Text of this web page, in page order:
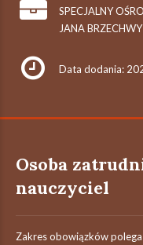
SPECJALNY
JANA
Data dodania:
Osoba
nauczyciel
Zakres obowiązków